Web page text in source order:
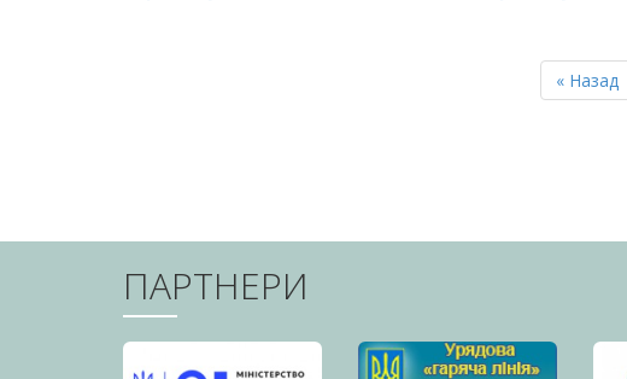
Перша
сторінка
« Назад
ПАРТНЕРИ